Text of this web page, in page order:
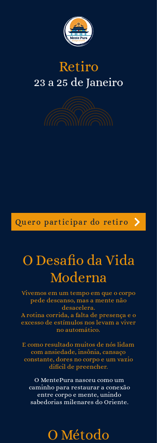
Retiro
23 a 25 de Janeiro
Quero participar do retiro
O Desafio da Vida
Moderna
Vivemos em um tempo em que o corpo
pede descanso, mas a mente não
desacelera.
A rotina corrida, a falta de presença e o
excesso de estímulos nos levam a viver
no automático.
E como resultado muitos de nós lidam
com ansiedade, insônia, cansaço
constante, dores no corpo e um vazio
difícil de preencher.
O MentePura nasceu como um
caminho para restaurar a conexão
entre corpo e mente, unindo
sabedorias milenares do Oriente.
O Método